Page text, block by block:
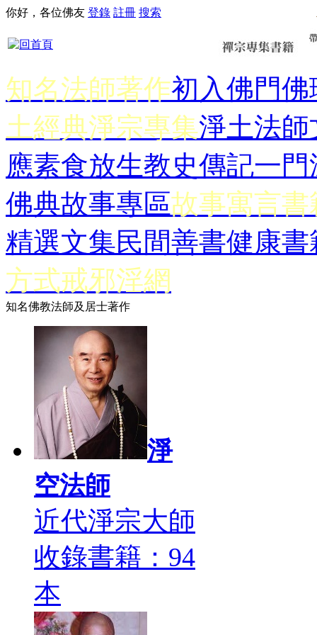
你好，各位佛友 登錄 註冊 搜索
知名法師著作初入佛門佛
土經典淨宗專集淨土法師
應素食放生教史傳記一門
佛典故事專區故事寓言書
精選文集民間善書健康書
方式戒邪淫網
知名佛教法師及居士著作
淨
空法師
近代淨宗大師
收錄書籍：94
本